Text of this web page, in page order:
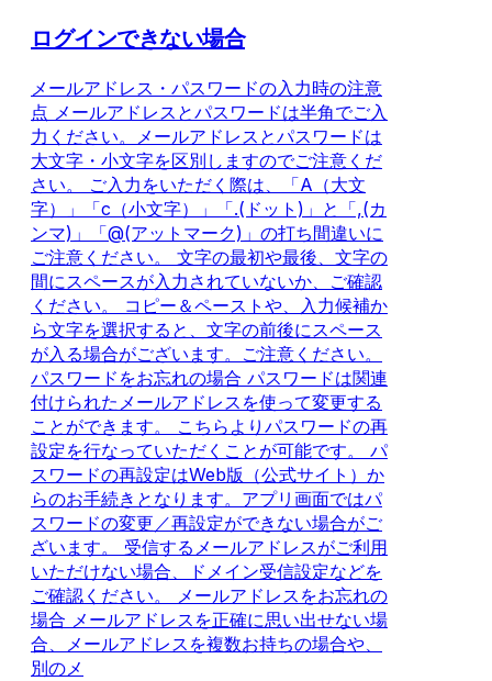
ログインできない場合
メールアドレス・パスワードの入力時の注意
点 メールアドレスとパスワードは半角でご入
力ください。メールアドレスとパスワードは
大文字・小文字を区別しますのでご注意くだ
さい。 ご入力をいただく際は、「A（大文
字）」「c（小文字）」「.(ドット)」と「,(カ
ンマ)」「@(アットマーク)」の打ち間違いに
ご注意ください。 文字の最初や最後、文字の
間にスペースが入力されていないか、ご確認
ください。 コピー＆ペーストや、入力候補か
ら文字を選択すると、文字の前後にスペース
が入る場合がございます。ご注意ください。
パスワードをお忘れの場合 パスワードは関連
付けられたメールアドレスを使って変更する
ことができます。 こちらよりパスワードの再
設定を行なっていただくことが可能です。 パ
スワードの再設定はWeb版（公式サイト）か
らのお手続きとなります。アプリ画面ではパ
スワードの変更／再設定ができない場合がご
ざいます。 受信するメールアドレスがご利用
いただけない場合、ドメイン受信設定などを
ご確認ください。 メールアドレスをお忘れの
場合 メールアドレスを正確に思い出せない場
合、メールアドレスを複数お持ちの場合や、
別のメ